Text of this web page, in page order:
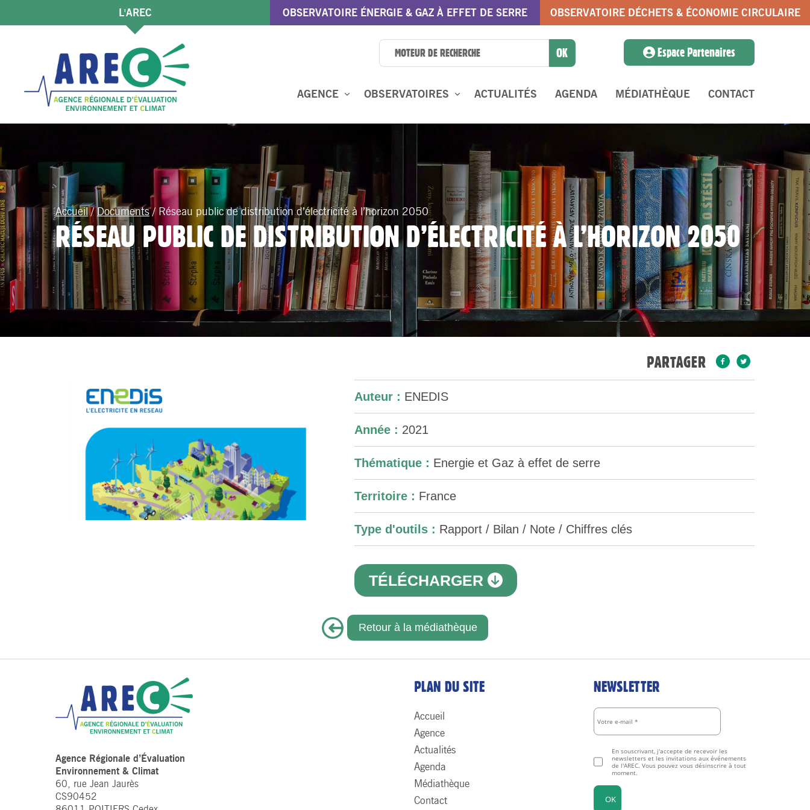
L'AREC OBSERVATOIRE ÉNERGIE & GAZ À EFFET DE SERRE OBSERVATOIRE DÉCHETS & ÉCONOMIE CIRCULAIRE
Espace Partenaires
AGENCE OBSERVATOIRES ACTUALITÉS AGENDA MÉDIATHÈQUE CONTACT
Accueil/Documents/ Réseau public de distribution d’électricité à l’horizon 2050
RÉSEAU PUBLIC DE DISTRIBUTION D’ÉLECTRICITÉ À L’HORIZON 2050
PARTAGER
Auteur : ENEDIS
Année : 2021
Thématique : Energie et Gaz à effet de serre
Territoire : France
Type d'outils : Rapport / Bilan / Note / Chiffres clés
TÉLÉCHARGER
Retour à la médiathèque
Agence Régionale d’Évaluation
Environnement & Climat
60, rue Jean Jaurès
CS90452
PLAN DU SITE
Accueil
Agence
Actualités
Agenda
Médiathèque
Contact
NEWSLETTER
En souscrivant, j'accepte de recevoir les
newsletters et les invitations aux événements
de l'AREC. Vous pouvez vous désinscrire à tout
moment.